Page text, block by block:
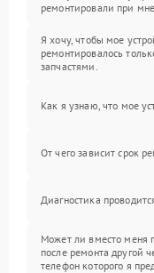
ремонтировали при мне.
Я хочу, чтобы мое
ремонтировалось
запчастями.
Как я узнаю, что мое
От чего зависит срок
Диагностика
Может ли вместо меня
после ремонта другой
телефон которого я